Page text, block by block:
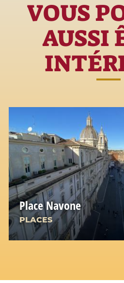
VOUS
AUSSI
Place Navone
PLACES
L'un des complexes